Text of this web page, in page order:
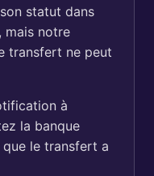
statut dans
mais notre
transfert ne peut
à
la banque
le transfert a